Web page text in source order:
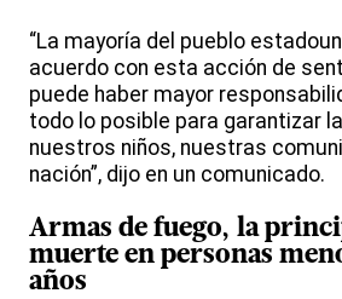
“La mayoría del pueblo
acuerdo con esta acción de
puede haber mayor
todo lo posible para garantizar
nuestros niños, nuestras
nación”, dijo en un comunicado.
Armas de fuego, la
muerte en personas
años